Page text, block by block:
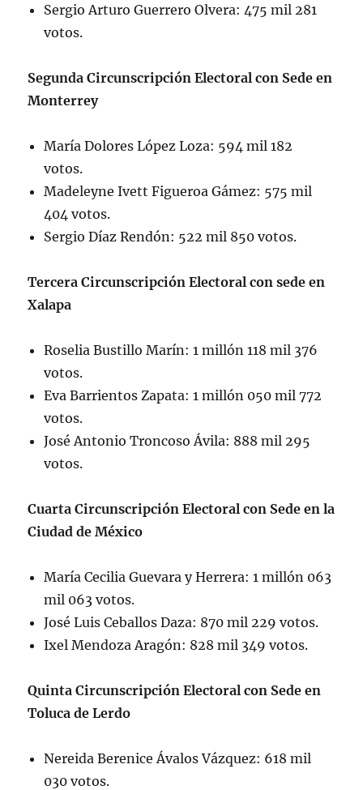
Sergio Arturo Guerrero Olvera: 475 mil 281
votos.
Segunda Circunscripción Electoral con Sede en
Monterrey
María Dolores López Loza: 594 mil 182
votos.
Madeleyne Ivett Figueroa Gámez: 575 mil
404 votos.
Sergio Díaz Rendón: 522 mil 850 votos.
Tercera Circunscripción Electoral con sede en
Xalapa
Roselia Bustillo Marín: 1 millón 118 mil 376
votos.
Eva Barrientos Zapata: 1 millón 050 mil 772
votos.
José Antonio Troncoso Ávila: 888 mil 295
votos.
Cuarta Circunscripción Electoral con Sede en la
Ciudad de México
María Cecilia Guevara y Herrera: 1 millón 063
mil 063 votos.
José Luis Ceballos Daza: 870 mil 229 votos.
Ixel Mendoza Aragón: 828 mil 349 votos.
Quinta Circunscripción Electoral con Sede en
Toluca de Lerdo
Nereida Berenice Ávalos Vázquez: 618 mil
030 votos.